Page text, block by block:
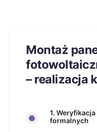
Montaż
– realizacja
1.
formalnych